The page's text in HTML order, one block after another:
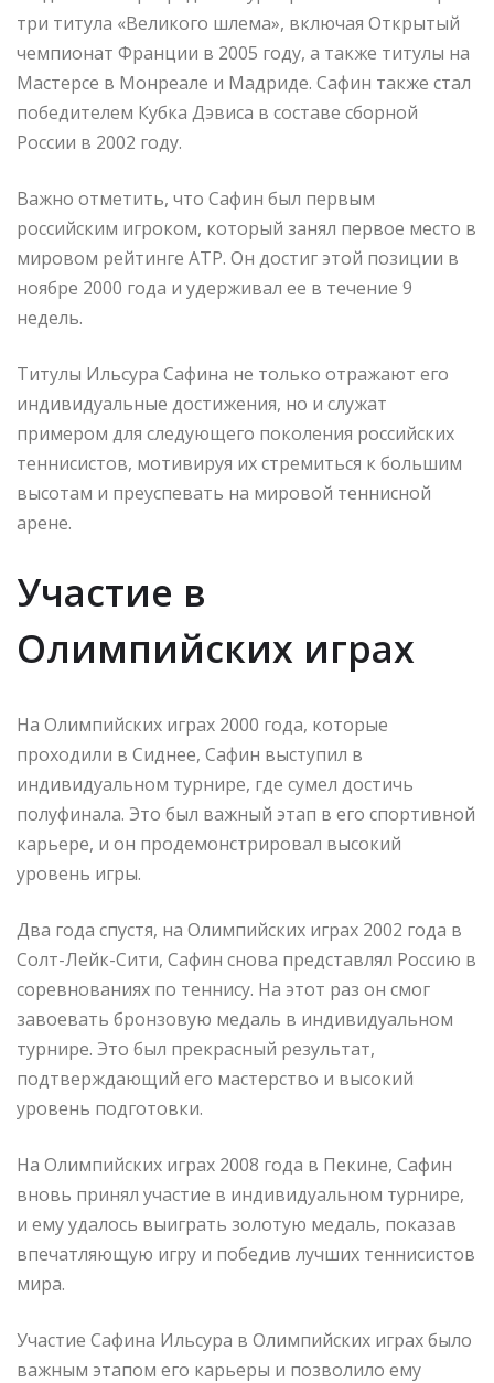
три титула «Великого шлема», включая Открытый
чемпионат Франции в 2005 году, а также титулы на
Мастерсе в Монреале и Мадриде. Сафин также стал
победителем Кубка Дэвиса в составе сборной
России в 2002 году.
Важно отметить, что Сафин был первым
российским игроком, который занял первое место в
мировом рейтинге ATP. Он достиг этой позиции в
ноябре 2000 года и удерживал ее в течение 9
недель.
Титулы Ильсура Сафина не только отражают его
индивидуальные достижения, но и служат
примером для следующего поколения российских
теннисистов, мотивируя их стремиться к большим
высотам и преуспевать на мировой теннисной
арене.
Участие в
Олимпийских играх
На Олимпийских играх 2000 года, которые
проходили в Сиднее, Сафин выступил в
индивидуальном турнире, где сумел достичь
полуфинала. Это был важный этап в его спортивной
карьере, и он продемонстрировал высокий
уровень игры.
Два года спустя, на Олимпийских играх 2002 года в
Солт-Лейк-Сити, Сафин снова представлял Россию в
соревнованиях по теннису. На этот раз он смог
завоевать бронзовую медаль в индивидуальном
турнире. Это был прекрасный результат,
подтверждающий его мастерство и высокий
уровень подготовки.
На Олимпийских играх 2008 года в Пекине, Сафин
вновь принял участие в индивидуальном турнире,
и ему удалось выиграть золотую медаль, показав
впечатляющую игру и победив лучших теннисистов
мира.
Участие Сафина Ильсура в Олимпийских играх было
важным этапом его карьеры и позволило ему